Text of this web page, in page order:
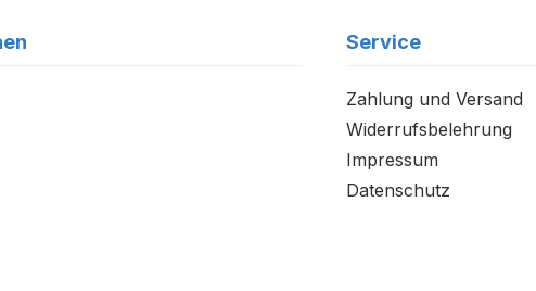
Service
Zahlung und Versand
Widerrufsbelehrung
Impressum
Datenschutz